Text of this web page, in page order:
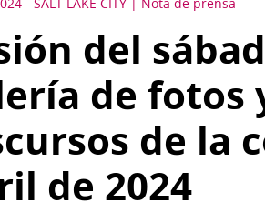
- SALT LAKE CITY Nota de prensa
del
de fotos
de la
de 2024